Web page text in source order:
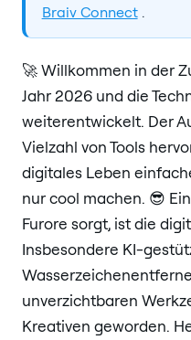
Braiv Connect.
🚀 Willkommen in der
Jahr 2026 und die
weiterentwickelt. Der
Vielzahl von Tools
digitales Leben
nur cool machen. 😎
Furore sorgt, ist die
Insbesondere KI-
unverzichtbaren
Kreativen geworden.